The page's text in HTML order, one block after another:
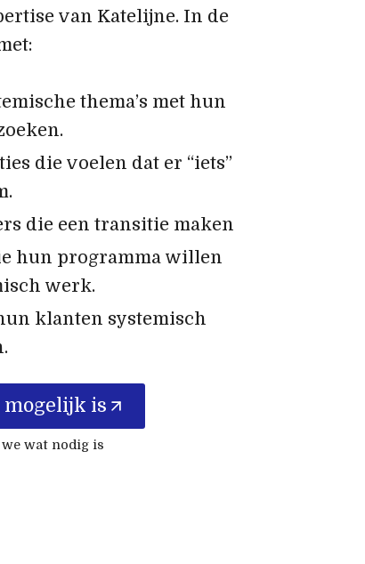
van Katelijne. In de
thema’s met hun
die voelen dat er “iets”
die een transitie maken
hun programma willen
werk.
klanten systemisch
is
we wat nodig is